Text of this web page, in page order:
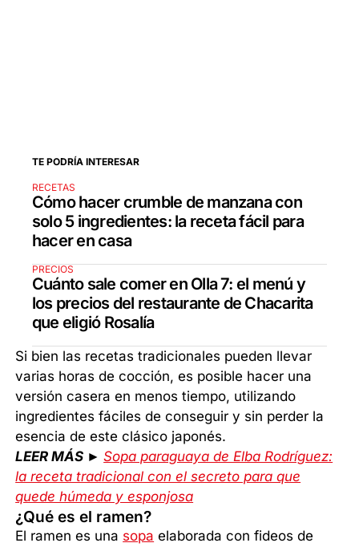
TE PODRÍA INTERESAR
RECETAS
Cómo hacer crumble de manzana con
solo 5 ingredientes: la receta fácil para
hacer en casa
PRECIOS
Cuánto sale comer en Olla 7: el menú y
los precios del restaurante de Chacarita
que eligió Rosalía
Si bien las recetas tradicionales pueden llevar
varias horas de cocción, es posible hacer una
versión casera en menos tiempo, utilizando
ingredientes fáciles de conseguir y sin perder la
esencia de este clásico japonés.
LEER MÁS ►Sopa paraguaya de Elba Rodríguez:
la receta tradicional con el secreto para que
quede húmeda y esponjosa
¿Qué es el ramen?
El ramen es una sopa elaborada con fideos de